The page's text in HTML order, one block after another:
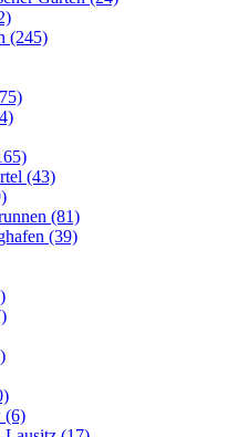
(245)
(43)
(81)
(39)
(6)